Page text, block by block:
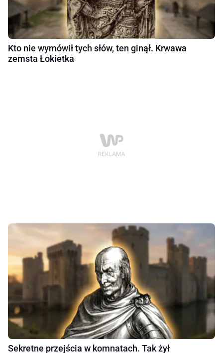
Kto nie wymówił tych słów, ten ginął. Krwawa
zemsta Łokietka
Sekretne przejścia w komnatach. Tak żył